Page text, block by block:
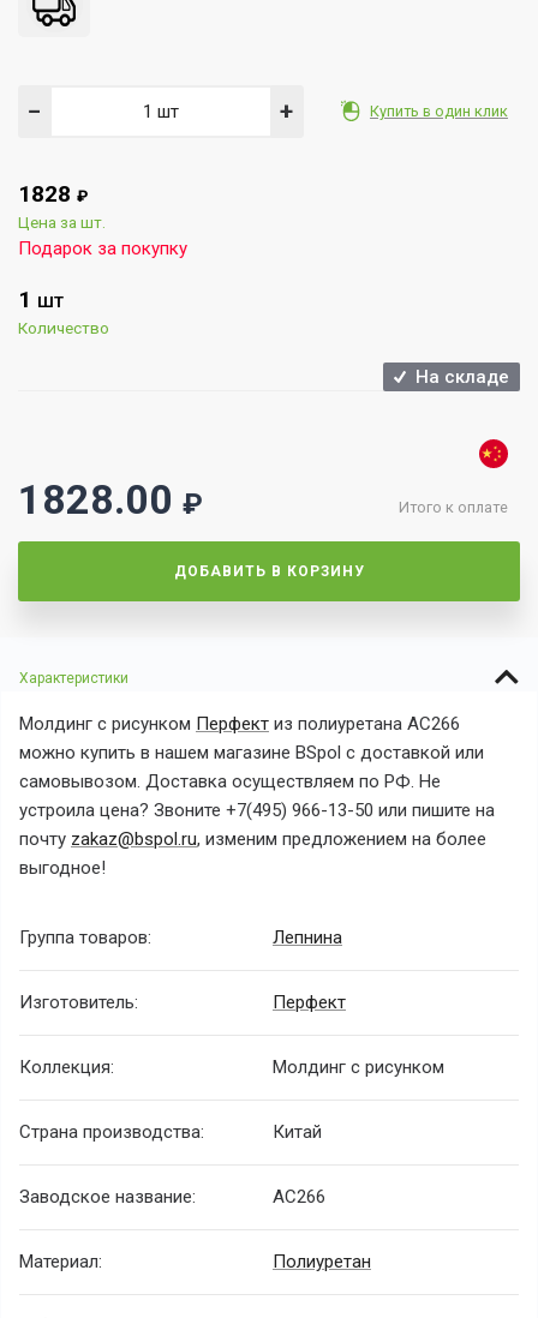
Купить в один клик
− +
1828 ₽
Цена за шт.
Подарок за покупку
1 ШТ
Количество
На складе
Итого к оплате
1828.00 ₽
ДОБАВИТЬ В КОРЗИНУ
Характеристики
Молдинг с рисунком Перфект из полиуретана AC266
можно купить в нашем магазине BSpol с доставкой или
самовывозом. Доставка осуществляем по РФ. Не
устроила цена? Звоните +7(495) 966-13-50 или пишите на
почту zakaz@bspol.ru, изменим предложением на более
выгодное!
Группа товаров: Лепнина
Изготовитель: Перфект
Коллекция: Молдинг с рисунком
Страна производства: Китай
Заводское название: AC266
Материал: Полиуретан